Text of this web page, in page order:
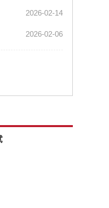
2026-02-14
2026-02-06